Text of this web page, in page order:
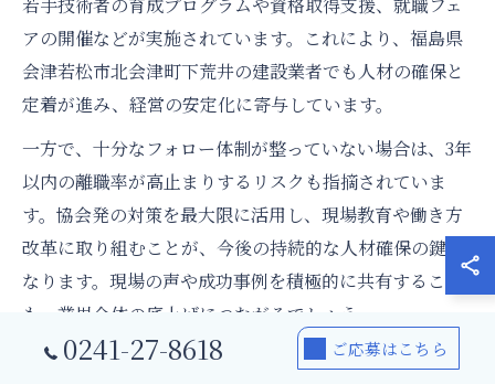
若手技術者の育成プログラムや資格取得支援、就職フェ
アの開催などが実施されています。これにより、福島県
会津若松市北会津町下荒井の建設業者でも人材の確保と
定着が進み、経営の安定化に寄与しています。
一方で、十分なフォロー体制が整っていない場合は、3年
以内の離職率が高止まりするリスクも指摘されていま
す。協会発の対策を最大限に活用し、現場教育や働き方
改革に取り組むことが、今後の持続的な人材確保の鍵と
なります。現場の声や成功事例を積極的に共有すること
も、業界全体の底上げにつながるでしょう。
0241-27-8618 ご応募はこちら